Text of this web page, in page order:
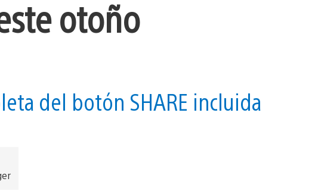
otoño
del botón SHARE incluida